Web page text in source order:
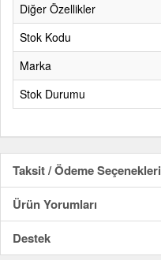
Diğer Özellikler
Stok Kodu
Marka
Stok Durumu
Taksit / Ödeme Seçenekleri
Ürün Yorumları
Destek